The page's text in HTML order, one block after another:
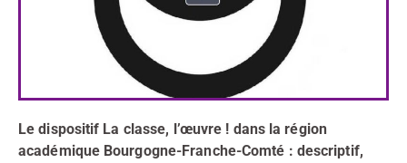
Le dispositif La classe, l’œuvre ! dans la région
académique Bourgogne-Franche-Comté : descriptif,